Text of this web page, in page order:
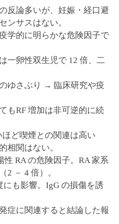
反論多いが、妊娠・経口避
ンサスはない。
学的に明らかな危険因子で
卵性双生児で 12 倍、二
さぶり → 臨床研究や疫
RF 増加は非可逆的に続
煙との関連は高い
相関はない。
の危険因子。RA 家系
2 － 4 倍）。
響。IgG の損傷を誘
に関連すると結論した報